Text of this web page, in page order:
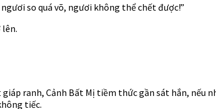
so quá võ, ngươi không thể chết được!”
lên.
ranh, Cảnh Bất Mị tiềm thức gần sát hắn, nếu
tiếc.